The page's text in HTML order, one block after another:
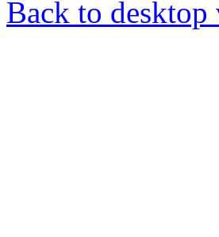
Back to desktop